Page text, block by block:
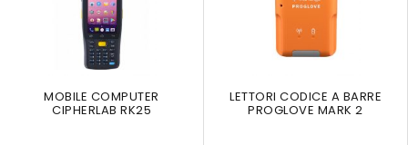
MOBILE COMPUTER
CIPHERLAB RK25
LETTORI CODICE A BARRE
PROGLOVE MARK 2